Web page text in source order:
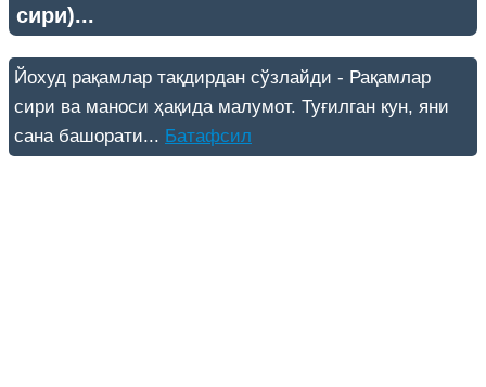
сири)...
Йохуд рақамлар тақдирдан сўзлайди - Рақамлар
сири ва маноси ҳақида малумот. Туғилган кун, яни
сана башорати... Батафсил